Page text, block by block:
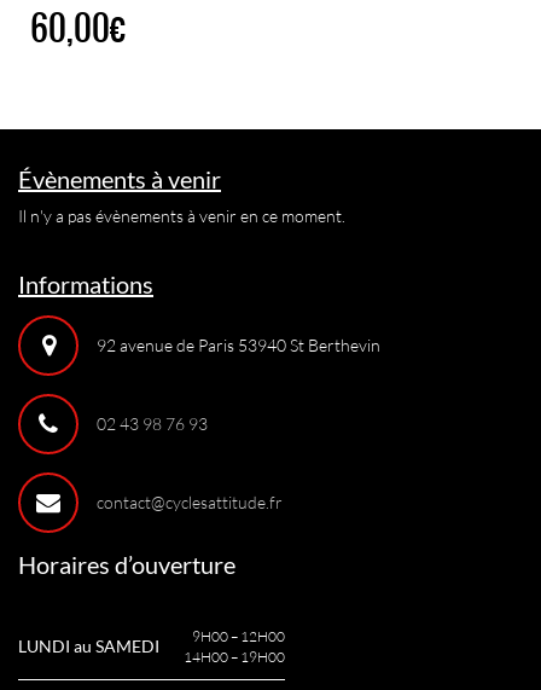
60,00€
Évènements à venir
Il n'y a pas évènements à venir en ce moment.
Informations
92 avenue de Paris 53940 St Berthevin
02 43 98 76 93
contact@cyclesattitude.fr
Horaires d’ouverture
LUNDI au SAMEDI
9H00 – 12H00
14H00 – 19H00